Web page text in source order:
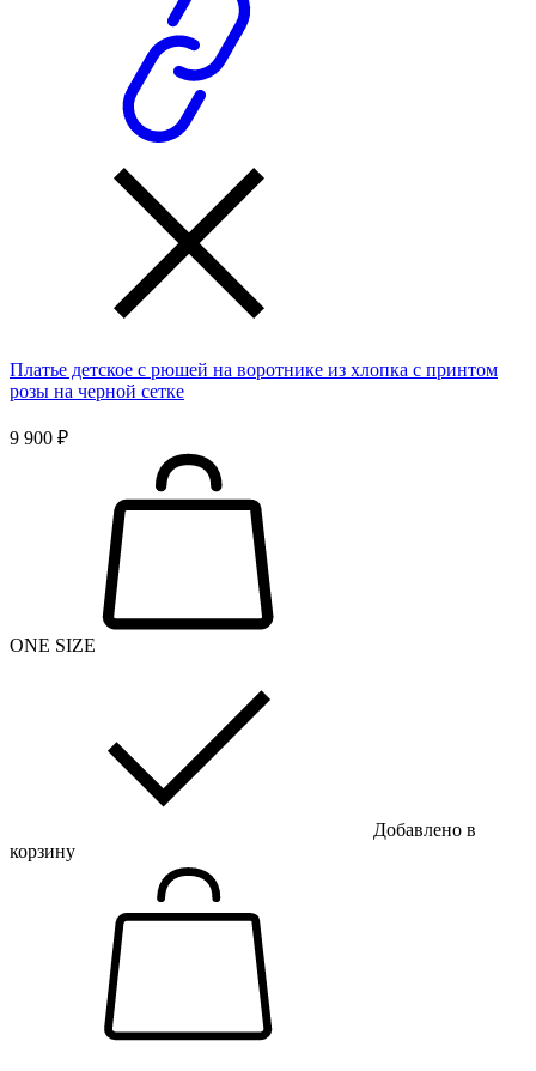
Платье детское с рюшей на воротнике из хлопка с принтом
розы на черной сетке
9 900 ₽
ONE SIZE
Добавлено в
корзину